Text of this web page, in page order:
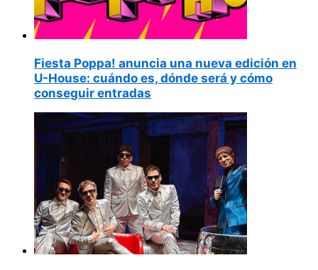
Fiesta Poppa! anuncia una nueva edición en
U-House: cuándo es, dónde será y cómo
conseguir entradas